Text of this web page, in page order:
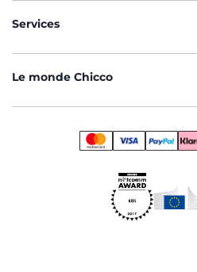
Services
Le monde Chicco